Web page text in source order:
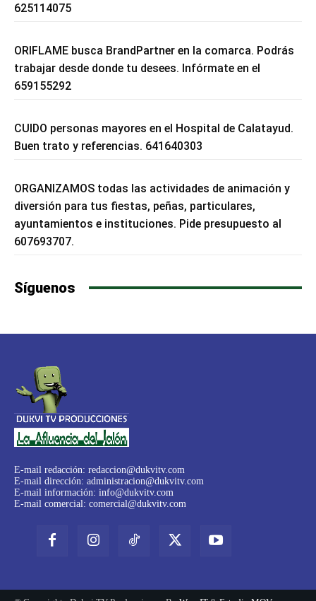
625114075
ORIFLAME busca BrandPartner en la comarca. Podrás
trabajar desde donde tu desees. Infórmate en el
659155292
CUIDO personas mayores en el Hospital de Calatayud.
Buen trato y referencias. 641640303
ORGANIZAMOS todas las actividades de animación y
diversión para tus fiestas, peñas, particulares,
ayuntamientos e instituciones. Pide presupuesto al
607693707.
Síguenos
E-mail redacción: redaccion@dukvitv.com
E-mail dirección: administracion@dukvitv.com
E-mail información: info@dukvitv.com
E-mail comercial: comercial@dukvitv.com